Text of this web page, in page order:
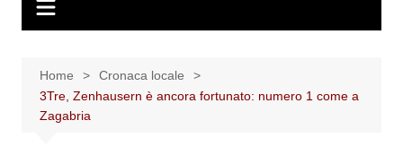
Home
Cronaca locale
3Tre, Zenhausern è ancora fortunato: numero 1 come a
Zagabria